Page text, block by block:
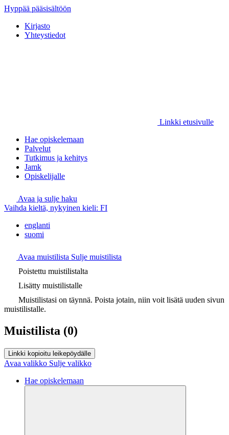
Hyppää pääsisältöön
Kirjasto
Yhteystiedot
Linkki etusivulle
Hae opiskelemaan
Palvelut
Tutkimus ja kehitys
Jamk
Opiskelijalle
Avaa ja sulje haku
Vaihda kieltä, nykyinen kieli: FI
englanti
suomi
Avaa muistilista Sulje muistilista
Poistettu muistilistalta
Lisätty muistilistalle
Muistilistasi on täynnä. Poista jotain, niin voit lisätä uuden sivun
muistilistalle.
Muistilista (0)
Linkki kopioitu leikepöydälle
Avaa valikko Sulje valikko
Hae opiskelemaan